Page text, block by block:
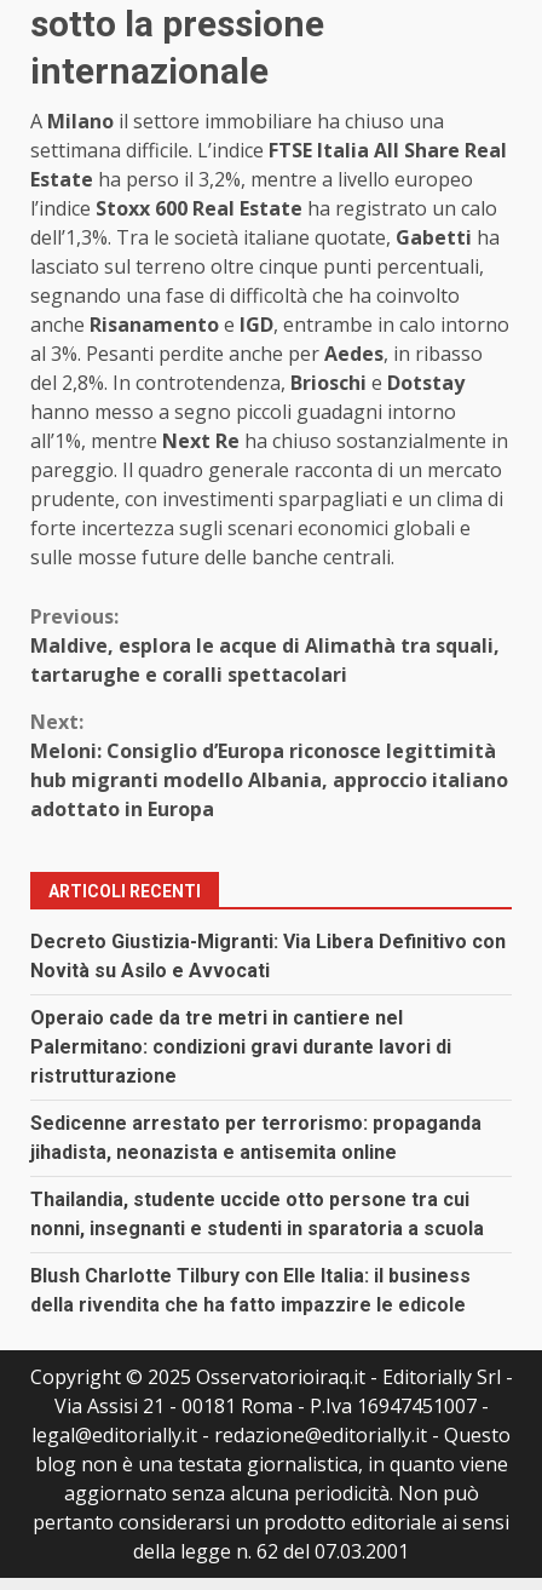
sotto la pressione
internazionale
A Milano il settore immobiliare ha chiuso una
settimana difficile. L’indice FTSE Italia All Share Real
Estate ha perso il 3,2%, mentre a livello europeo
l’indice Stoxx 600 Real Estate ha registrato un calo
dell’1,3%. Tra le società italiane quotate, Gabetti ha
lasciato sul terreno oltre cinque punti percentuali,
segnando una fase di difficoltà che ha coinvolto
anche Risanamentoe IGD, entrambe in calo intorno
al 3%. Pesanti perdite anche perAedes, in ribasso
del 2,8%. In controtendenza, Brioschi e Dotstay
hanno messo a segno piccoli guadagni intorno
all’1%, mentre Next Re ha chiuso sostanzialmente in
pareggio. Il quadro generale racconta di un mercato
prudente, con investimenti sparpagliati e un clima di
forte incertezza sugli scenari economici globali e
sulle mosse future delle banche centrali.
Continue
Reading
Previous:
Maldive, esplora le acque di Alimathà tra squali,
tartarughe e coralli spettacolari
Next:
Meloni: Consiglio d’Europa riconosce legittimità
hub migranti modello Albania, approccio italiano
adottato in Europa
ARTICOLI RECENTI
Decreto Giustizia-Migranti: Via Libera Definitivo con
Novità su Asilo e Avvocati
Operaio cade da tre metri in cantiere nel
Palermitano: condizioni gravi durante lavori di
ristrutturazione
Sedicenne arrestato per terrorismo: propaganda
jihadista, neonazista e antisemita online
Thailandia, studente uccide otto persone tra cui
nonni, insegnanti e studenti in sparatoria a scuola
Blush Charlotte Tilbury con Elle Italia: il business
della rivendita che ha fatto impazzire le edicole
Copyright © 2025 Osservatorioiraq.it - Editorially Srl -
Via Assisi 21 - 00181 Roma - P.Iva 16947451007 -
legal@editorially.it - redazione@editorially.it - Questo
blog non è una testata giornalistica, in quanto viene
aggiornato senza alcuna periodicità. Non può
pertanto considerarsi un prodotto editoriale ai sensi
della legge n. 62 del 07.03.2001